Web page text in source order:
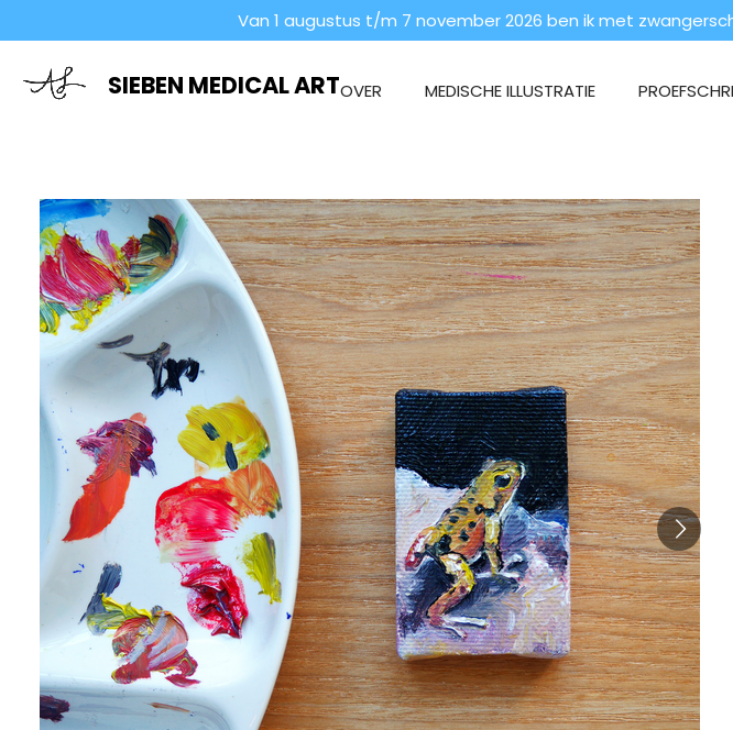
direct
Van 1 augustus t/m 7 november 2026 ben ik met
SIEBEN MEDICAL ARTOVER MEDISCHE ILLUSTRATIE